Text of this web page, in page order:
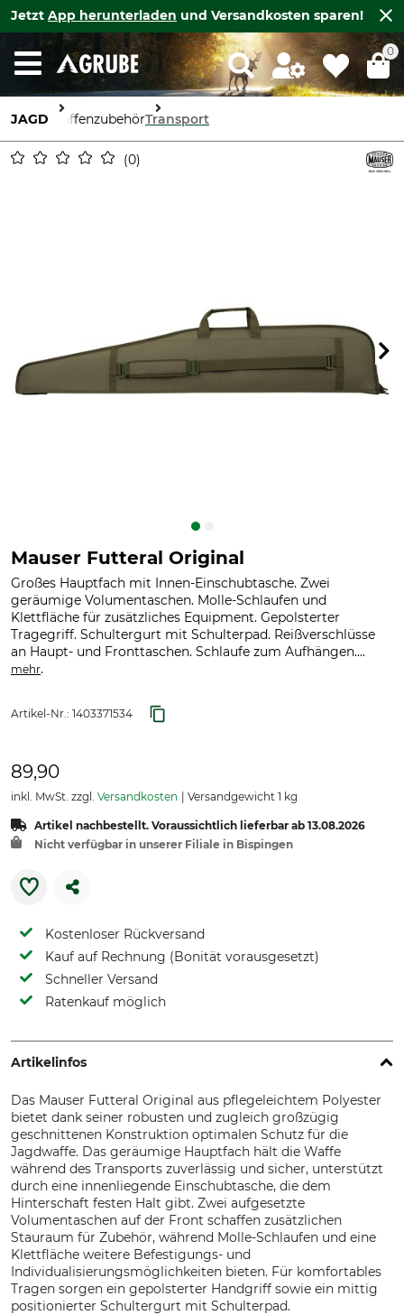
Jetzt App herunterladen und Versandkosten sparen!
0
JAGD WaffenzubehörTransport
0
Mauser Futteral Original
Großes Hauptfach mit Innen-Einschubtasche. Zwei
geräumige Volumentaschen. Molle-Schlaufen und
Klettfläche für zusätzliches Equipment. Gepolsterter
Tragegriff. Schultergurt mit Schulterpad. Reißverschlüsse
an Haupt- und Fronttaschen. Schlaufe zum Aufhängen....
mehr.
Artikel-Nr.: 1403371534
89,90
inkl. MwSt. zzgl. Versandkosten Versandgewicht 1 kg
Artikel nachbestellt. Voraussichtlich lieferbar ab 13.08.2026
Nicht verfügbar in unserer Filiale in Bispingen
Kostenloser Rückversand
Kauf auf Rechnung (Bonität vorausgesetzt)
Schneller Versand
Ratenkauf möglich
Artikelinfos
Das Mauser Futteral Original aus pflegeleichtem Polyester
bietet dank seiner robusten und zugleich großzügig
geschnittenen Konstruktion optimalen Schutz für die
Jagdwaffe. Das geräumige Hauptfach hält die Waffe
während des Transports zuverlässig und sicher, unterstützt
durch eine innenliegende Einschubtasche, die dem
Hinterschaft festen Halt gibt. Zwei aufgesetzte
Volumentaschen auf der Front schaffen zusätzlichen
Stauraum für Zubehör, während Molle-Schlaufen und eine
Klettfläche weitere Befestigungs- und
Individualisierungsmöglichkeiten bieten. Für komfortables
Tragen sorgen ein gepolsterter Handgriff sowie ein mittig
positionierter Schultergurt mit Schulterpad.